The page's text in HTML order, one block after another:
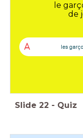
le
de
A les
Slide 22 - Quiz